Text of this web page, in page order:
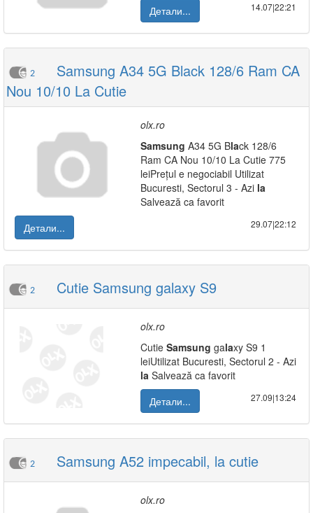
Детали...
14.07|22:21
2
Samsung A34 5G Black 128/6 Ram CA
Nou 10/10 La Cutie
olx.ro
Samsung A34 5G Black 128/6
Ram CA Nou 10/10 La Cutie 775
leiPrețul e negociabil Utilizat
Bucuresti, Sectorul 3 - Azi la
Salvează ca favorit
Детали...
29.07|22:12
2 Cutie Samsung galaxy S9
olx.ro
Cutie Samsung galaxy S9 1
leiUtilizat Bucuresti, Sectorul 2 - Azi
la Salvează ca favorit
Детали...
27.09|13:24
2 Samsung A52 impecabil, la cutie
olx.ro